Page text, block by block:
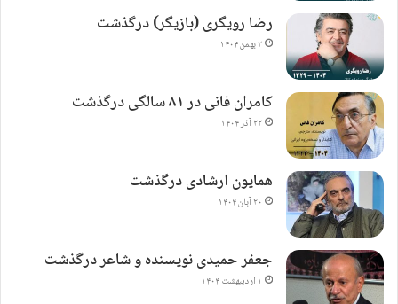
رضا رویگری (بازیگر) درگذشت
۲ بهمن ۱۴۰۴
کامران فانی در ۸۱ سالگی درگذشت
۲۲ آذر ۱۴۰۴
همایون ارشادی درگذشت
۲۰ آبان ۱۴۰۴
جعفر حمیدی نویسنده و شاعر درگذشت
۱ اردیبهشت ۱۴۰۴